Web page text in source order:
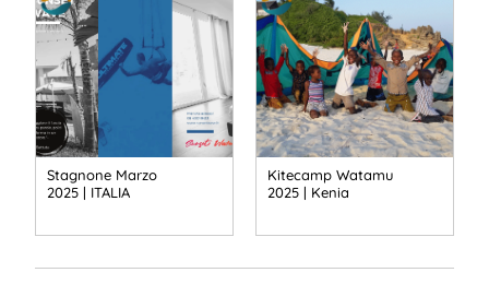
Stagnone Marzo
2025 | ITALIA
Kitecamp Watamu
2025 | Kenia